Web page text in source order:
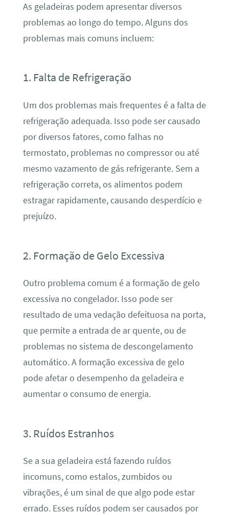
As geladeiras podem apresentar diversos
problemas ao longo do tempo. Alguns dos
problemas mais comuns incluem:
1. Falta de Refrigeração
Um dos problemas mais frequentes é a falta de
refrigeração adequada. Isso pode ser causado
por diversos fatores, como falhas no
termostato, problemas no compressor ou até
mesmo vazamento de gás refrigerante. Sem a
refrigeração correta, os alimentos podem
estragar rapidamente, causando desperdício e
prejuízo.
2. Formação de Gelo Excessiva
Outro problema comum é a formação de gelo
excessiva no congelador. Isso pode ser
resultado de uma vedação defeituosa na porta,
que permite a entrada de ar quente, ou de
problemas no sistema de descongelamento
automático. A formação excessiva de gelo
pode afetar o desempenho da geladeira e
aumentar o consumo de energia.
3. Ruídos Estranhos
Se a sua geladeira está fazendo ruídos
incomuns, como estalos, zumbidos ou
vibrações, é um sinal de que algo pode estar
errado. Esses ruídos podem ser causados por